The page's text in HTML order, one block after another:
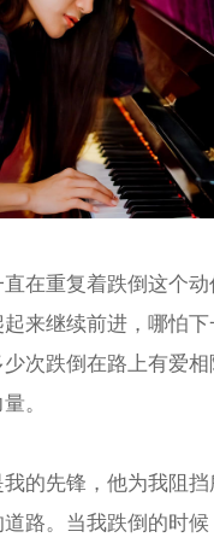
在重复着跌倒这个
来继续前进，哪怕
次跌倒在路上有爱
。
我的先锋，他为我阻
路。当我跌倒的时